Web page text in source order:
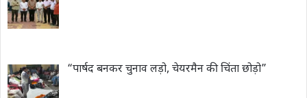
“पार्षद बनकर चुनाव लड़ो, चेयरमैन की चिंता छोड़ो”